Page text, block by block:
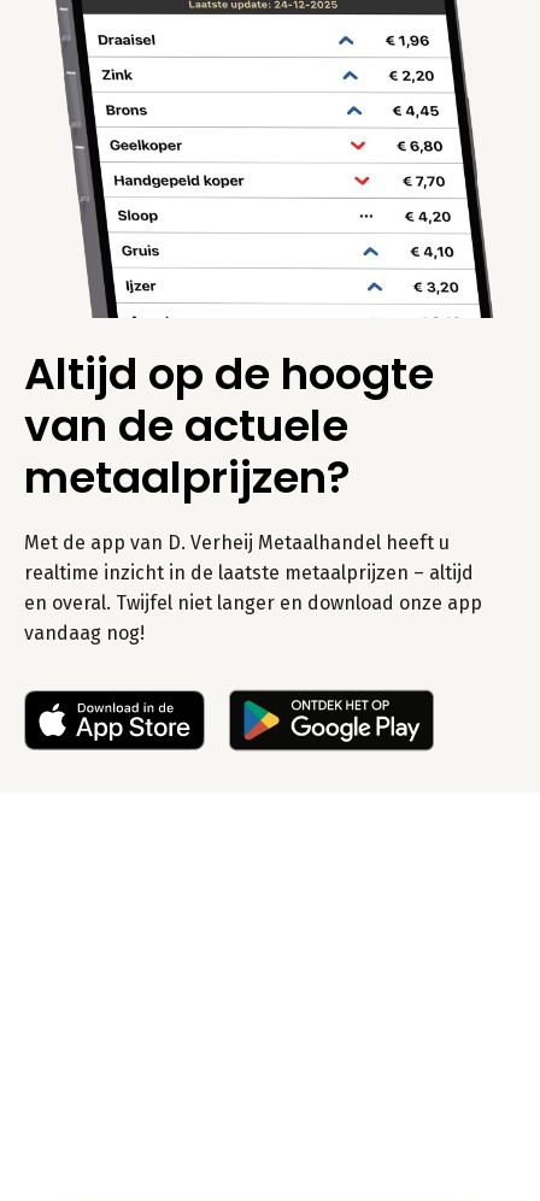
Altijd op de hoogte
van de actuele
metaalprijzen?
Met de app van D. Verheij Metaalhandel heeft u
realtime inzicht in de laatste metaalprijzen – altijd
en overal. Twijfel niet langer en download onze app
vandaag nog!